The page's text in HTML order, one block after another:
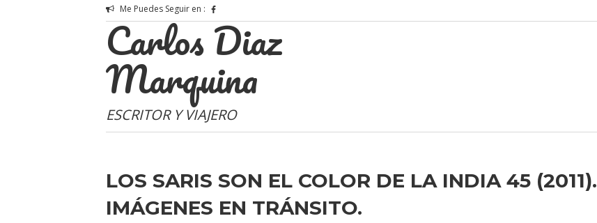
Me Puedes Seguir en :
Carlos Diaz
Marquina
ESCRITOR Y VIAJERO
LOS SARIS SON EL COLOR DE LA INDIA 45 (2011).
IMÁGENES EN TRÁNSITO.